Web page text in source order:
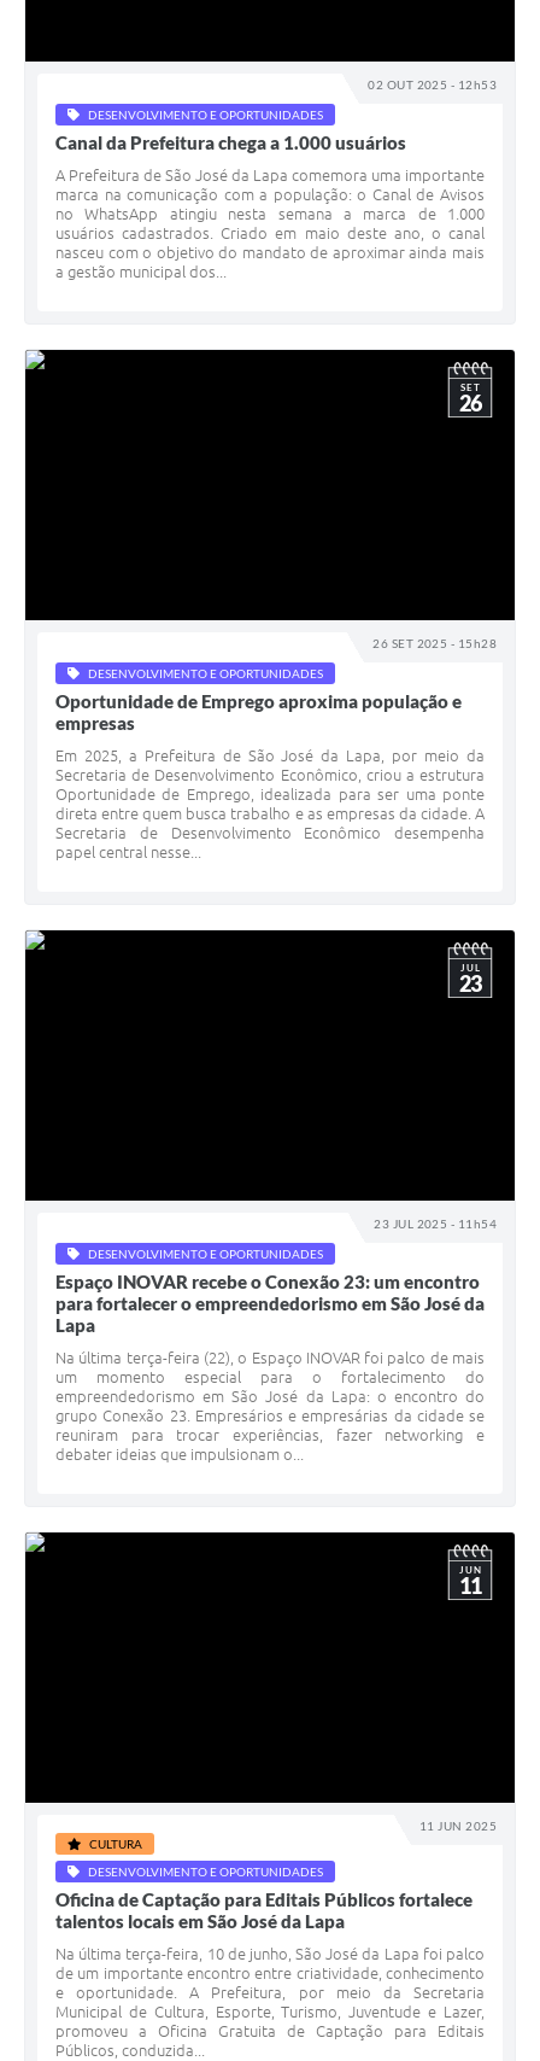
02 OUT 2025 - 12h53
DESENVOLVIMENTO E OPORTUNIDADES
Canal da Prefeitura chega a 1.000 usuários
A Prefeitura de São José da Lapa comemora uma importante
marca na comunicação com a população: o Canal de Avisos
no WhatsApp atingiu nesta semana a marca de 1.000
usuários cadastrados. Criado em maio deste ano, o canal
nasceu com o objetivo do mandato de aproximar ainda mais
a gestão municipal dos...
26 SET 2025 - 15h28
SET
26
DESENVOLVIMENTO E OPORTUNIDADES
Oportunidade de Emprego aproxima população e
empresas
Em 2025, a Prefeitura de São José da Lapa, por meio da
Secretaria de Desenvolvimento Econômico, criou a estrutura
Oportunidade de Emprego, idealizada para ser uma ponte
direta entre quem busca trabalho e as empresas da cidade. A
Secretaria de Desenvolvimento Econômico desempenha
papel central nesse...
23 JUL 2025 - 11h54
JUL
23
DESENVOLVIMENTO E OPORTUNIDADES
Espaço INOVAR recebe o Conexão 23: um encontro
para fortalecer o empreendedorismo em São José da
Lapa
Na última terça-feira (22), o Espaço INOVAR foi palco de mais
um momento especial para o fortalecimento do
empreendedorismo em São José da Lapa: o encontro do
grupo Conexão 23. Empresários e empresárias da cidade se
reuniram para trocar experiências, fazer networking e
debater ideias que impulsionam o...
11 JUN 2025
JUN
11
CULTURA
DESENVOLVIMENTO E OPORTUNIDADES
Oficina de Captação para Editais Públicos fortalece
talentos locais em São José da Lapa
Na última terça-feira, 10 de junho, São José da Lapa foi palco
de um importante encontro entre criatividade, conhecimento
e oportunidade. A Prefeitura, por meio da Secretaria
Municipal de Cultura, Esporte, Turismo, Juventude e Lazer,
promoveu a Oficina Gratuita de Captação para Editais
Públicos, conduzida...